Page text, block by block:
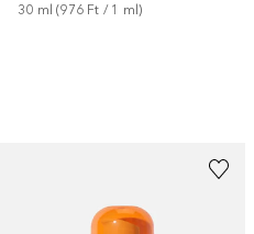
30 ml (976 Ft / 1 ml)